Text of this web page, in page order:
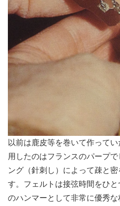
以前は鹿皮等を巻いて作って
用したのはフランスのパープ
ング（針刺し）によって疎と
す。フェルトは接弦時間をひ
のハンマーとして非常に優秀な